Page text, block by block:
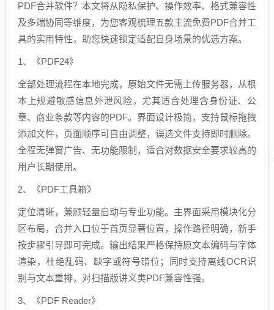
PDF合并软件？本文将从隐私保护、操作效率、格式兼容性
及多端协同等维度，为您客观梳理五款主流免费PDF合并工
具的实用特性，助您快速锁定适配自身场景的优选方案。
1、《PDF24》
全部处理流程在本地完成，原始文件无需上传服务器，从根
本上规避敏感信息外泄风险，尤其适合处理含身份证、公
章、商业条款等内容的PDF。界面设计极简，支持鼠标拖拽
添加文件，页面顺序可自由调整，误选文件支持即时删除。
全程无弹窗广告、无功能限制，适合对数据安全要求较高的
用户长期使用。
2、《PDF工具箱》
定位清晰，兼顾轻量启动与专业功能。主界面采用模块化分
区布局，合并入口位于首页显著位置，操作路径明确，新手
按步骤引导即可完成。输出结果严格保持原文本编码与字体
渲染，杜绝乱码、缺字或符号错位；同时支持离线OCR识
别与文本重排，对扫描版讲义类PDF兼容性强。
3、《PDF Reader》